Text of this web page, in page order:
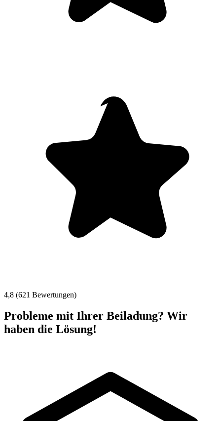
4,8 (621 Bewertungen)
Probleme mit Ihrer Beiladung? Wir
haben die Lösung!